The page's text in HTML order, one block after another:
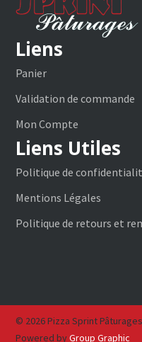
Liens
Panier
Validation de commande
Mon Compte
Liens Utiles
Politique de
Mentions Légales
Politique de retours et
© 2026 Pizza Sprint
Powered byGroup Graphic